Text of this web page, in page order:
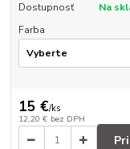
Dostupnosť
Na
Farba
15 €/ks
12,20 € bez DPH